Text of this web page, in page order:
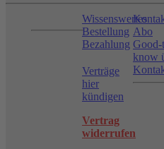
Wissenswertes
Bestellung
Bezahlung
Verträge
hier
kündigen
Vertrag
widerrufen
Abo
Good-
know